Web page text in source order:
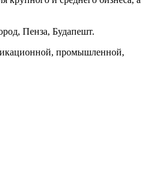
Пенза, Будапешт.
промышленной,